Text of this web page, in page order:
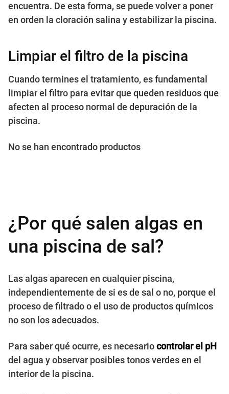
encuentra. De esta forma, se puede volver a poner
en orden la cloración salina y estabilizar la piscina.
Limpiar el filtro de la piscina
Cuando termines el tratamiento, es fundamental
limpiar el filtro para evitar que queden residuos que
afecten al proceso normal de depuración de la
piscina.
No se han encontrado productos
¿Por qué salen algas en
una piscina de sal?
Las algas aparecen en cualquier piscina,
independientemente de si es de sal o no, porque el
proceso de filtrado o el uso de productos químicos
no son los adecuados.
Para saber qué ocurre, es necesariocontrolar el pH
del agua y observar posibles tonos verdes en el
interior de la piscina.